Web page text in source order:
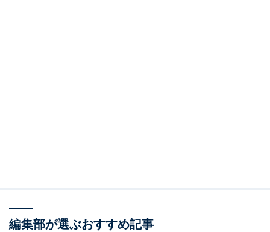
編集部が選ぶおすすめ記事